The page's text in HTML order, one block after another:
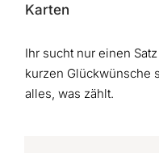
Karten
Ihr sucht nur einen
kurzen Glückwünsche
alles, was zählt.